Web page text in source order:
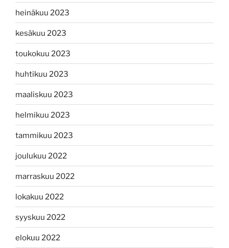
heinäkuu 2023
kesäkuu 2023
toukokuu 2023
huhtikuu 2023
maaliskuu 2023
helmikuu 2023
tammikuu 2023
joulukuu 2022
marraskuu 2022
lokakuu 2022
syyskuu 2022
elokuu 2022